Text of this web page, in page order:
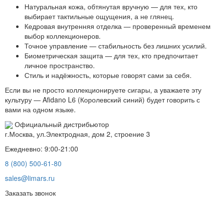
Натуральная кожа, обтянутая вручную — для тех, кто
выбирает тактильные ощущения, а не глянец.
Кедровая внутренняя отделка — проверенный временем
выбор коллекционеров.
Точное управление — стабильность без лишних усилий.
Биометрическая защита — для тех, кто предпочитает
личное пространство.
Стиль и надёжность, которые говорят сами за себя.
Если вы не просто коллекционируете сигары, а уважаете эту
культуру — Afidano L6 (Королевский синий) будет говорить с
вами на одном языке.
Официальный дистрибьютор
г.Москва, ул.Электродная, дом 2, строение 3
Ежедневно: 9:00-21:00
8 (800) 500-61-80
sales@limars.ru
Заказать звонок